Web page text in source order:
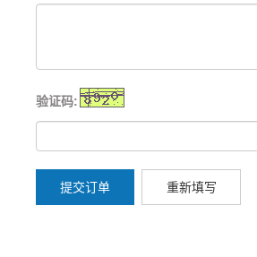
验证码:
提交订单 重新填写